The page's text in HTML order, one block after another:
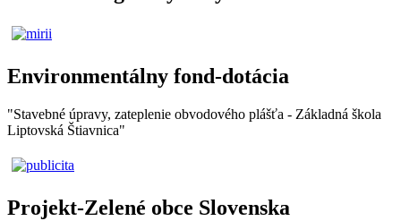
Environmentálny fond-dotácia
"Stavebné úpravy, zateplenie obvodového plášťa - Základná škola
Liptovská Štiavnica"
Projekt-Zelené obce Slovenska